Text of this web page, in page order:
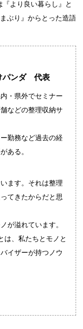
より良い暮らし』と
ぶり』からとった造語
パンダ 代表
・県外でセミナー
などの整理収納サ
勤務など過去の経
ある。
ます。それは整理
てきたからだと思
が溢れています。
は、私たちとモノと
イザーが持つノウ